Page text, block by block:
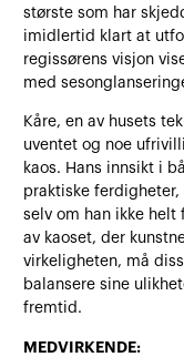
største som har
imidlertid klart at
regissørens visjon
med
Kåre, en av husets
uventet og noe
kaos. Hans innsikt i
praktiske
selv om han ikke helt
av kaoset, der
virkeligheten, må
balansere sine
fremtid.
MEDVIRKENDE: